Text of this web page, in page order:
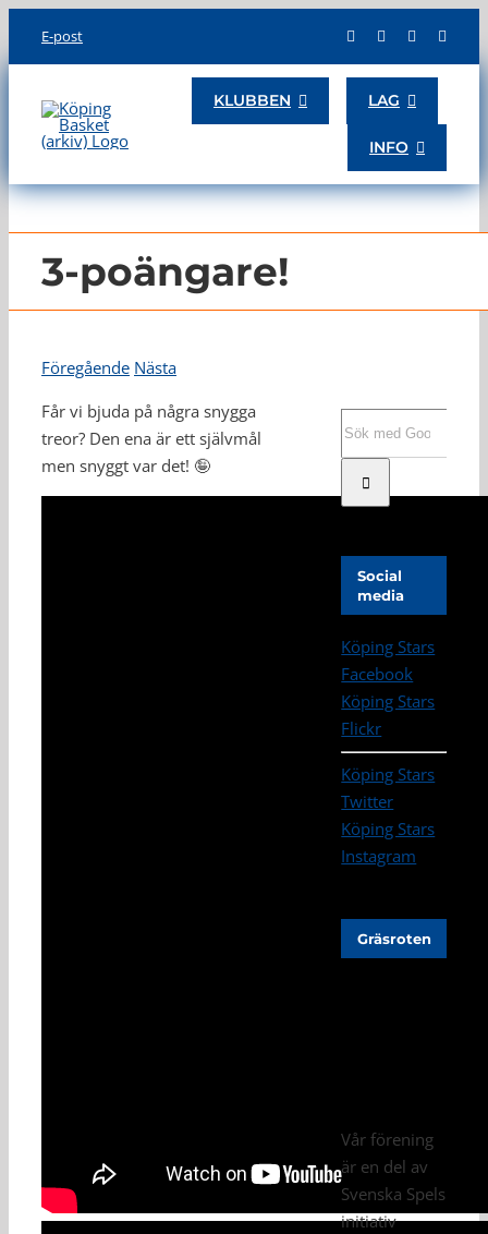
content
E-post
KLUBBEN LAG
INFO
3-poängare!
Föregående Nästa
Får vi bjuda på några snygga
treor? Den ena är ett självmål
men snyggt var det! 🤪
Social
media
Köping Stars
Facebook
Köping Stars
Flickr
Köping Stars
Twitter
Köping Stars
Instagram
Gräsroten
Vår förening
är en del av
Svenska Spels
initiativ